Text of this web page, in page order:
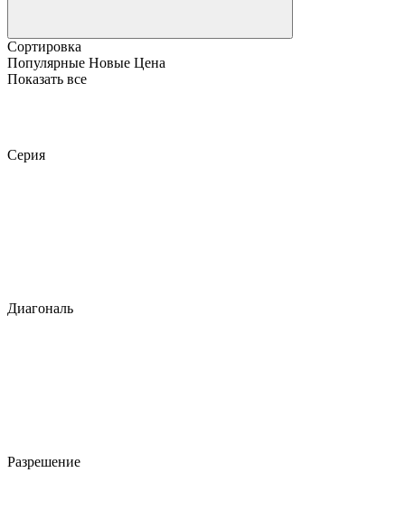
Сортировка
Популярные Новые Цена
Показать все
Серия
Диагональ
Разрешение